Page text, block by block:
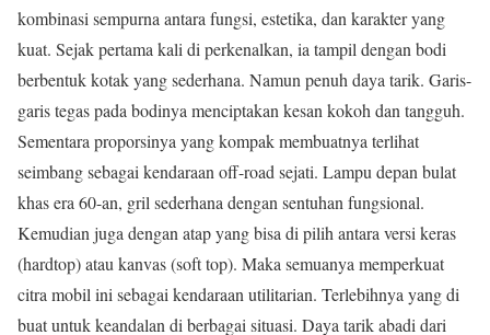
kombinasi sempurna antara fungsi, estetika, dan karakter yang
kuat. Sejak pertama kali di perkenalkan, ia tampil dengan bodi
berbentuk kotak yang sederhana. Namun penuh daya tarik. Garis-
garis tegas pada bodinya menciptakan kesan kokoh dan tangguh.
Sementara proporsinya yang kompak membuatnya terlihat
seimbang sebagai kendaraan off-road sejati. Lampu depan bulat
khas era 60-an, gril sederhana dengan sentuhan fungsional.
Kemudian juga dengan atap yang bisa di pilih antara versi keras
(hardtop) atau kanvas (soft top). Maka semuanya memperkuat
citra mobil ini sebagai kendaraan utilitarian. Terlebihnya yang di
buat untuk keandalan di berbagai situasi. Daya tarik abadi dari